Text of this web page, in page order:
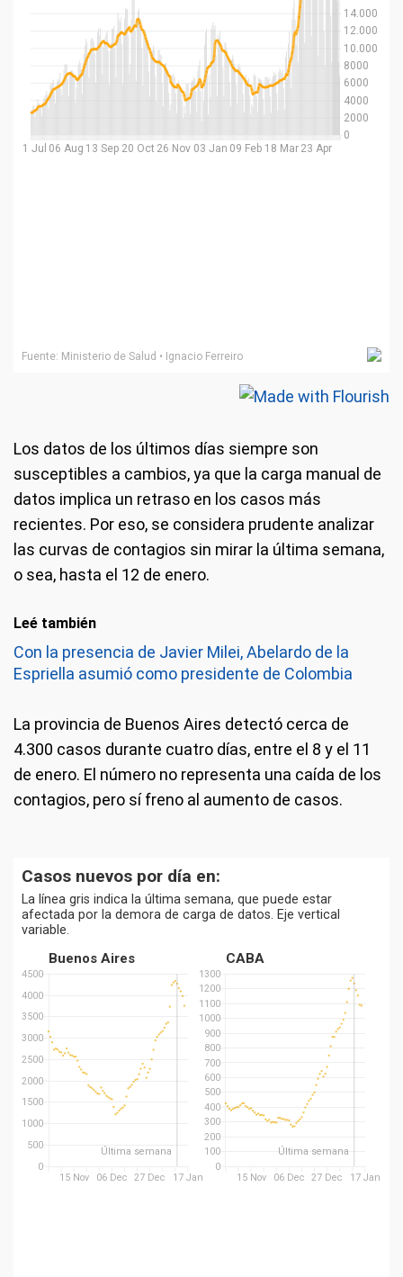
Los datos de los últimos días siempre son
susceptibles a cambios, ya que la carga manual de
datos implica un retraso en los casos más
recientes. Por eso, se considera prudente analizar
las curvas de contagios sin mirar la última semana,
o sea, hasta el 12 de enero.
Leé también
Con la presencia de Javier Milei, Abelardo de la
Espriella asumió como presidente de Colombia
La provincia de Buenos Aires detectó cerca de
4.300 casos durante cuatro días, entre el 8 y el 11
de enero. El número no representa una caída de los
contagios, pero sí freno al aumento de casos.